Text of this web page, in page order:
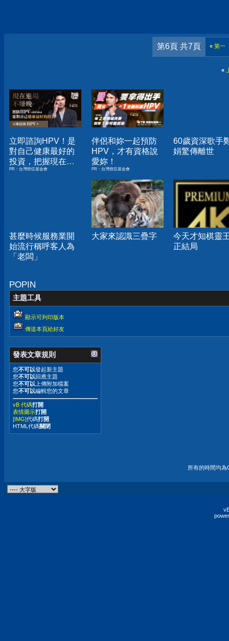
第6頁 共7頁 «第一
«
立即諮詢HPV！是
對自己健康最好的
投資，把握現在不
嫌晚！
PR・台灣癌症基金會
伴侶和妳一起預防
HPV，才有資格說
愛妳！
PR・台灣癌症基金會
60歲資深歌手
娟驚傳離世
甚麼時候服務業開
始流行稱呼客人為
「老闆」
大家來認識三疊字
今天才知棋靈
正結局
POPIN
主題工具
顯示可列印版本
傳送本頁給好友
發表文章規則
您不可以發起新主題
您不可以 回應主題
您不可以 上傳附加檔案
您不可以編輯您的文章
vB 代碼打開
表情圖示打開
[IMG]代碼打開
HTML代碼關閉
所有的時間均為